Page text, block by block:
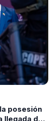
posesión
llegada de